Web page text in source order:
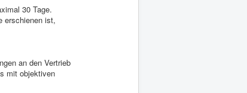
30 Tage.
erschienen ist,
an den Vertrieb
mit objektiven